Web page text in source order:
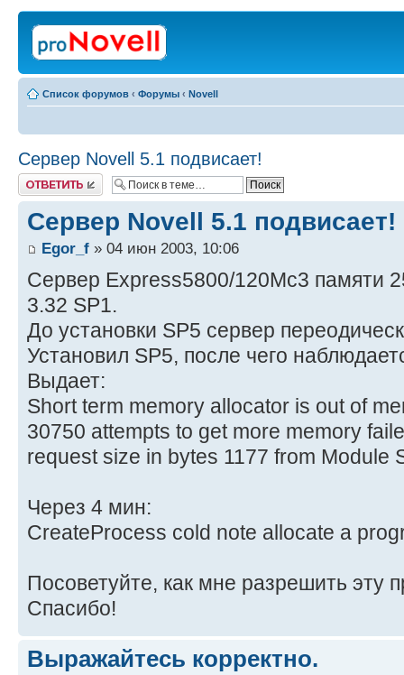
Список форумов ‹ Форумы ‹ Novell
Сервер Novell 5.1 подвисает!
Ответить
Сервер Novell 5.1 подвисает!
Egor_f » 04 июн 2003, 10:06
Сервер Express5800/120Mc3 памяти
3.32 SP1.
До установки SP5 сервер
Установил SP5, после чего
Выдает:
Short term memory allocator is out of
30750 attempts to get more memory
request size in bytes 1177 from Module
Через 4 мин:
CreateProcess cold note allocate a
Посоветуйте, как мне разрешить эту
Спасибо!
Выражайтесь корректно.